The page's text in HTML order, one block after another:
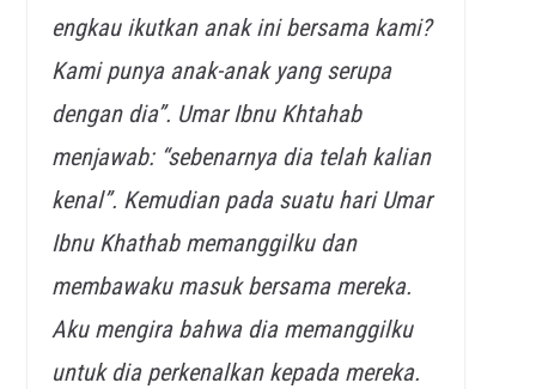
engkau ikutkan anak ini bersama kami?
Kami punya anak-anak yang serupa
dengan dia”. Umar Ibnu Khtahab
menjawab: “sebenarnya dia telah kalian
kenal”. Kemudian pada suatu hari Umar
Ibnu Khathab memanggilku dan
membawaku masuk bersama mereka.
Aku mengira bahwa dia memanggilku
untuk dia perkenalkan kepada mereka.